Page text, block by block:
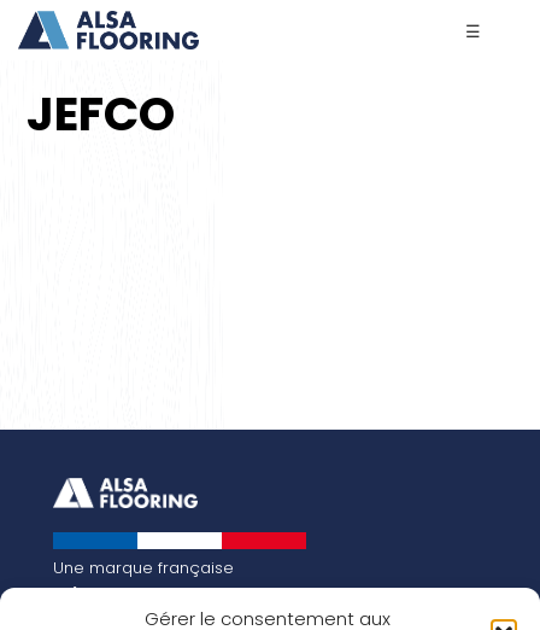
Gérer le consentement aux
☰
JEFCO
Une marque française
Qui sommes-nous
Notre histoire